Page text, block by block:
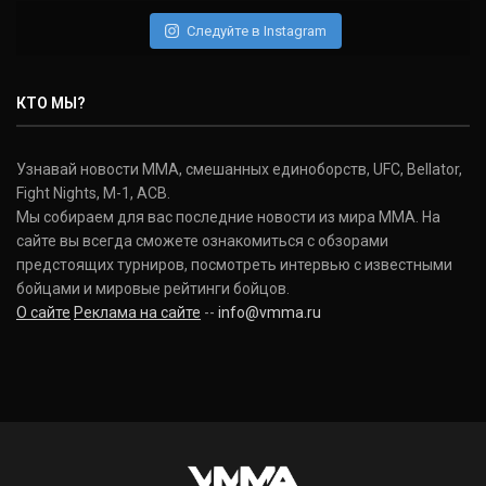
(22-2-0, 1)
Donald Cerrone
(36-15-0, 1)
Исраэль Адесанья
Israel Adesanya
(19-0-0, 0)
Следуйте в Instagram
КТО МЫ?
Узнавай новости ММА, смешанных единоборств, UFC, Bellator,
Fight Nights, M-1, ACB.
Мы собираем для вас последние новости из мира ММА. На
сайте вы всегда сможете ознакомиться с обзорами
предстоящих турниров, посмотреть интервью с известными
бойцами и мировые рейтинги бойцов.
О сайте Реклама на сайте -- info@vmma.ru